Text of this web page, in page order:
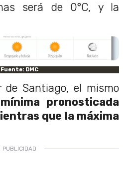
será de 0°C, y la
Fuente: DMC
de Santiago, el mismo
mínima pronosticada
que la máxima